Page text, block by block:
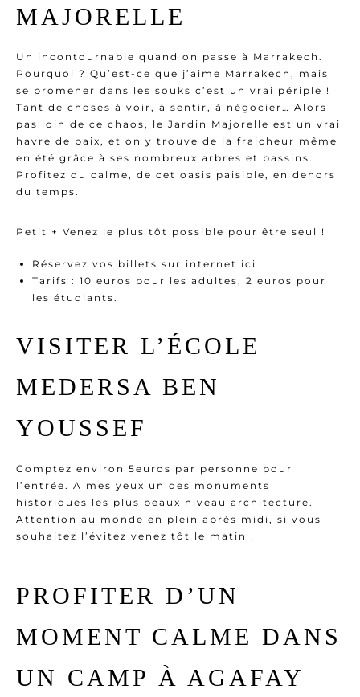
MAJORELLE
Un incontournable quand on passe à Marrakech.
Pourquoi ? Qu’est-ce que j’aime Marrakech, mais
se promener dans les souks c’est un vrai périple !
Tant de choses à voir, à sentir, à négocier… Alors
pas loin de ce chaos, le Jardin Majorelle est un vrai
havre de paix, et on y trouve de la fraicheur même
en été grâce à ses nombreux arbres et bassins.
Profitez du calme, de cet oasis paisible, en dehors
du temps.
Petit + Venez le plus tôt possible pour être seul !
Réservez vos billets sur internet ici
Tarifs : 10 euros pour les adultes, 2 euros pour
les étudiants.
VISITER L’ÉCOLE
MEDERSA BEN
YOUSSEF
Comptez environ 5euros par personne pour
l’entrée. A mes yeux un des monuments
historiques les plus beaux niveau architecture.
Attention au monde en plein après midi, si vous
souhaitez l’évitez venez tôt le matin !
PROFITER D’UN
MOMENT CALME DANS
UN CAMP À AGAFAY